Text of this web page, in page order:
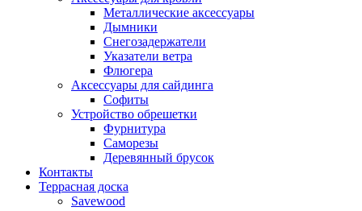
Металлические аксессуары
Дымники
Снегозадержатели
Указатели ветра
Флюгера
Аксессуары для сайдинга
Софиты
Устройство обрешетки
Фурнитура
Саморезы
Деревянный брусок
Контакты
Террасная доска
Savewood